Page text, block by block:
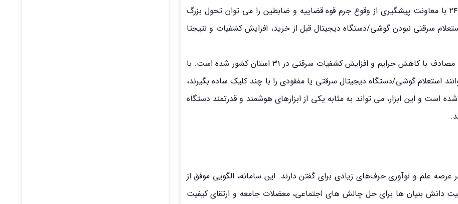
ازسوی دیگر، آثار مثبت قضایی فعالیت و همکاری همیاب ۲۴ با معاونت پیشگیری از وقوع جرم قوه قضاییه و ضابطین را می توان تحول بزرگ
میزان ۲۵ درصد، افزایش ۱۳۰ درصدی استعلام سرقتی نبودن گوشی/دستگاه دیجیتال قبل از خرید، افزایش کشفیات و نتیجتا
همچنین، شروع به‌کار سامانه همیاب ۲۴ و ارائه «پنل ویژه» مصادف با کاهش جرایم و افزایش کشفیات سرقتی در ۳۱ استان کشور شده است. با
استعلام گوشی‌/دستگاه دیجیتال سرقتی یا مفقودی را با چند کلیک ساده بگیرند،
و این ابزار، می تواند به مثابه یکی از ابزارهای هوشمند و قدرتمند دستگاه
که ایرانیان در عرصه علم و نوآوری حرف‌های زیادی برای گفتن دارند. این سامانه، الگویی موفق از
دانش بنیان ها برای حل چالش های اجتماعی، معضلات جامعه و ارتقای کیفیت